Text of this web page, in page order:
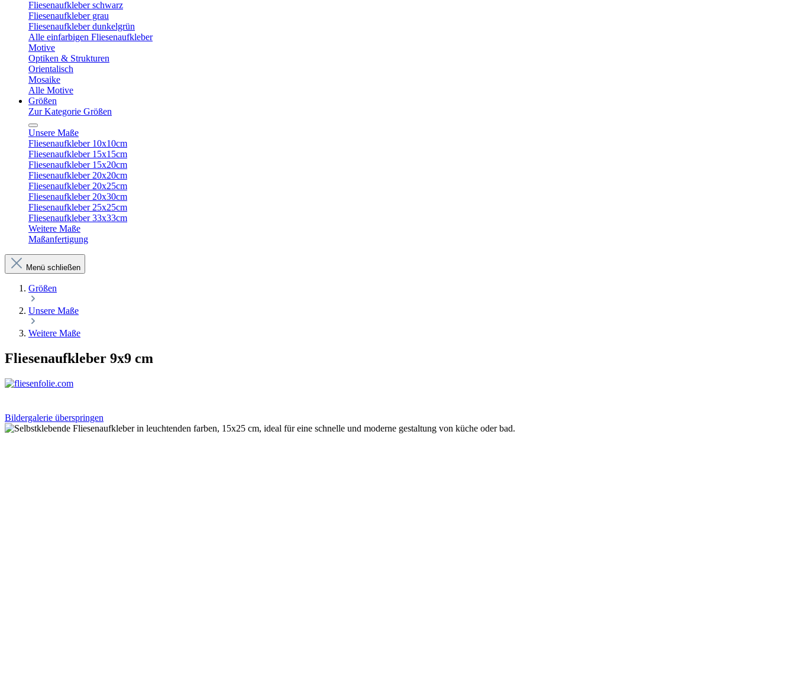
Fliesenaufkleber schwarz
Fliesenaufkleber grau
Fliesenaufkleber dunkelgrün
Alle einfarbigen Fliesenaufkleber
Motive
Optiken & Strukturen
Orientalisch
Mosaike
Alle Motive
Größen
Zur Kategorie Größen
Unsere Maße
Fliesenaufkleber 10x10cm
Fliesenaufkleber 15x15cm
Fliesenaufkleber 15x20cm
Fliesenaufkleber 20x20cm
Fliesenaufkleber 20x25cm
Fliesenaufkleber 20x30cm
Fliesenaufkleber 25x25cm
Fliesenaufkleber 33x33cm
Weitere Maße
Maßanfertigung
Menü schließen
Größen
Unsere Maße
Weitere Maße
Fliesenaufkleber 9x9 cm
Bildergalerie überspringen